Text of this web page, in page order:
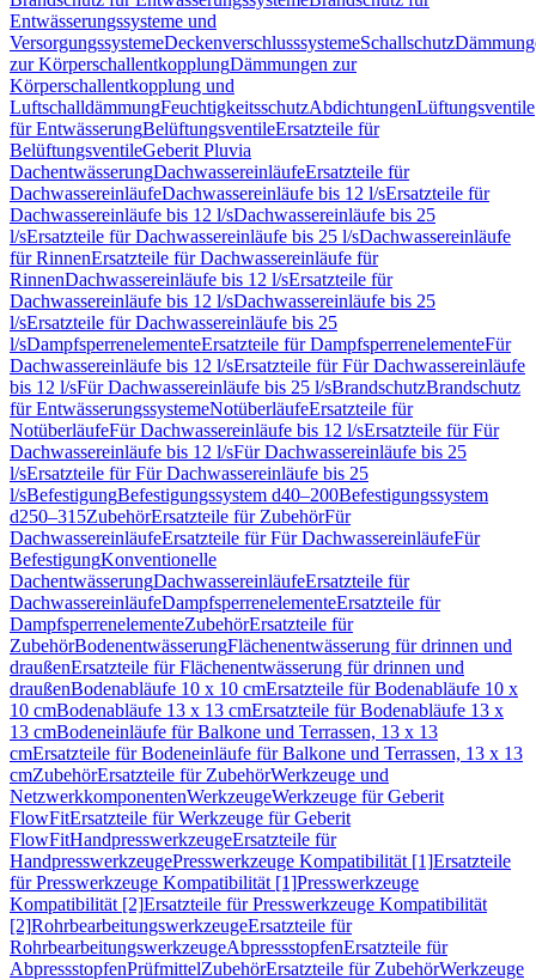
Entwässerungssysteme und
VersorgungssystemeDeckenverschlusssystemeSchallschutz
zur KörperschallentkopplungDämmungen zur
Körperschallentkopplung und
LuftschalldämmungFeuchtigkeitsschutzAbdichtungenLüftungsventile
für EntwässerungBelüftungsventileErsatzteile für
BelüftungsventileGeberit Pluvia
DachentwässerungDachwassereinläufeErsatzteile für
DachwassereinläufeDachwassereinläufe bis 12 l/sErsatzteile für
Dachwassereinläufe bis 12 l/sDachwassereinläufe bis 25
l/sErsatzteile für Dachwassereinläufe bis 25 l/sDachwassereinläufe
für RinnenErsatzteile für Dachwassereinläufe für
RinnenDachwassereinläufe bis 12 l/sErsatzteile für
Dachwassereinläufe bis 12 l/sDachwassereinläufe bis 25
l/sErsatzteile für Dachwassereinläufe bis 25
l/sDampfsperrenelementeErsatzteile für DampfsperrenelementeFür
Dachwassereinläufe bis 12 l/sErsatzteile für Für Dachwassereinläufe
bis 12 l/sFür Dachwassereinläufe bis 25 l/sBrandschutzBrandschutz
für EntwässerungssystemeNotüberläufeErsatzteile für
NotüberläufeFür Dachwassereinläufe bis 12 l/sErsatzteile für Für
Dachwassereinläufe bis 12 l/sFür Dachwassereinläufe bis 25
l/sErsatzteile für Für Dachwassereinläufe bis 25
l/sBefestigungBefestigungssystem d40–200Befestigungssystem
d250–315ZubehörErsatzteile für ZubehörFür
DachwassereinläufeErsatzteile für Für DachwassereinläufeFür
BefestigungKonventionelle
DachentwässerungDachwassereinläufeErsatzteile für
DachwassereinläufeDampfsperrenelementeErsatzteile für
DampfsperrenelementeZubehörErsatzteile für
ZubehörBodenentwässerungFlächenentwässerung für drinnen und
draußenErsatzteile für Flächenentwässerung für drinnen und
draußenBodenabläufe 10 x 10 cmErsatzteile für Bodenabläufe 10 x
10 cmBodenabläufe 13 x 13 cmErsatzteile für Bodenabläufe 13 x
13 cmBodeneinläufe für Balkone und Terrassen, 13 x 13
cmErsatzteile für Bodeneinläufe für Balkone und Terrassen, 13 x 13
cmZubehörErsatzteile für ZubehörWerkzeuge und
NetzwerkkomponentenWerkzeugeWerkzeuge für Geberit
FlowFitErsatzteile für Werkzeuge für Geberit
FlowFitHandpresswerkzeugeErsatzteile für
HandpresswerkzeugePresswerkzeuge Kompatibilität [1]Ersatzteile
für Presswerkzeuge Kompatibilität [1]Presswerkzeuge
Kompatibilität [2]Ersatzteile für Presswerkzeuge Kompatibilität
[2]RohrbearbeitungswerkzeugeErsatzteile für
RohrbearbeitungswerkzeugeAbpressstopfenErsatzteile für
AbpressstopfenPrüfmittelZubehörErsatzteile für ZubehörWerkzeuge